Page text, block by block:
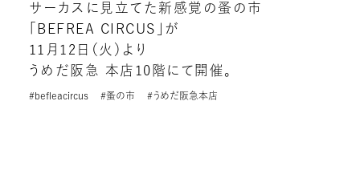
サーカスに見立てた新感覚の蚤の市
「BEFREA CIRCUS」が
11月12日（火）より
うめだ阪急 本店10階にて開催。
#befleacircus #蚤の市 #うめだ阪急本店